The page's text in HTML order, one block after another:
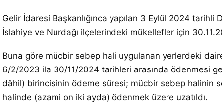
Gelir İdaresi Başkanlığınca yapılan 3 Eylül 2024
İslahiye ve Nurdağı ilçelerindeki mükellefler için
Buna göre mücbir sebep hali uygulanan yerlerdeki
6/2/2023 ila 30/11/2024 tarihleri arasında ödenmesi
dâhil) birincisinin ödeme süresi; mücbir sebep halinin
halinde (azami on iki ayda) ödenmek üzere uzatıldı.